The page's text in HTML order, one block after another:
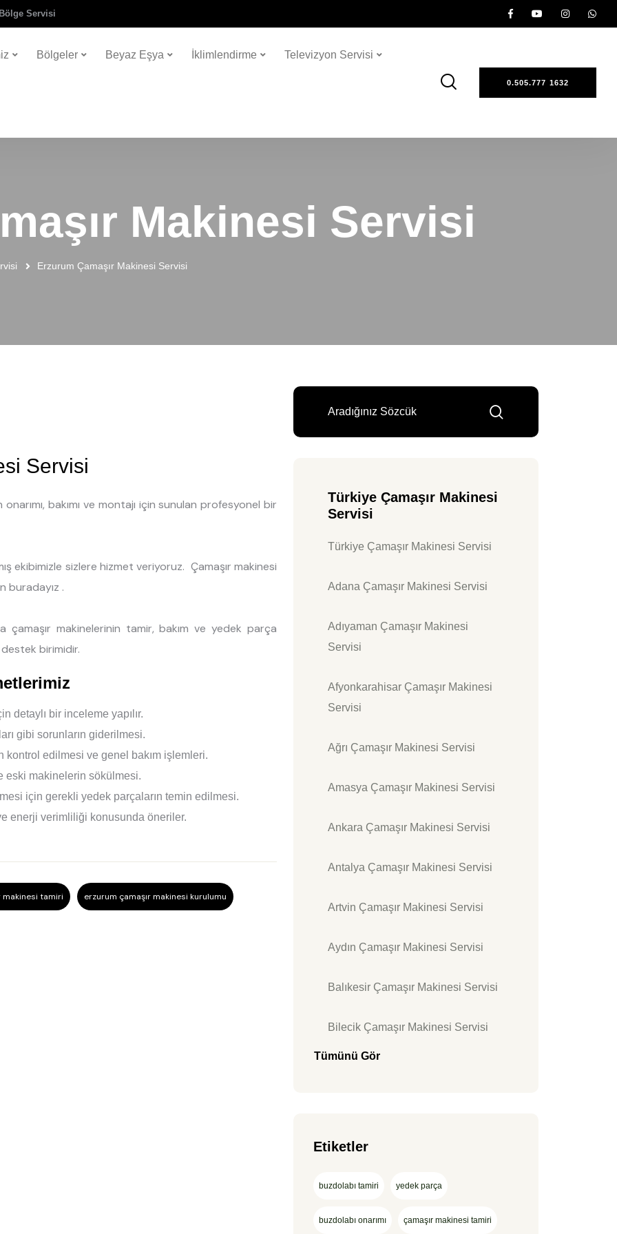
Servisi
Bölgeler Beyaz Eşya İklimlendirme Televizyon Servisi
0.505.777 1632
Makinesi Servisi
Erzurum Çamaşır Makinesi Servisi
Servisi
bakımı ve montajı için sunulan profesyonel bir
ekibimizle sizlere hizmet veriyoruz. Çamaşır makinesi
buradayız .
çamaşır makinelerinin tamir, bakım ve yedek parça
birimidir.
detaylı bir inceleme yapılır.
gibi sorunların giderilmesi.
kontrol edilmesi ve genel bakım işlemleri.
eski makinelerin sökülmesi.
için gerekli yedek parçaların temin edilmesi.
enerji verimliliği konusunda öneriler.
makinesi tamiri erzurum çamaşır makinesi kurulumu
Türkiye Çamaşır Makinesi
Servisi
Türkiye Çamaşır Makinesi Servisi
Adana Çamaşır Makinesi Servisi
Adıyaman Çamaşır Makinesi
Servisi
Afyonkarahisar Çamaşır Makinesi
Servisi
Ağrı Çamaşır Makinesi Servisi
Amasya Çamaşır Makinesi Servisi
Ankara Çamaşır Makinesi Servisi
Antalya Çamaşır Makinesi Servisi
Artvin Çamaşır Makinesi Servisi
Aydın Çamaşır Makinesi Servisi
Balıkesir Çamaşır Makinesi Servisi
Bilecik Çamaşır Makinesi Servisi
Tümünü Gör
Etiketler
buzdolabı tamiri yedek parça
buzdolabı onarımı çamaşır makinesi tamiri